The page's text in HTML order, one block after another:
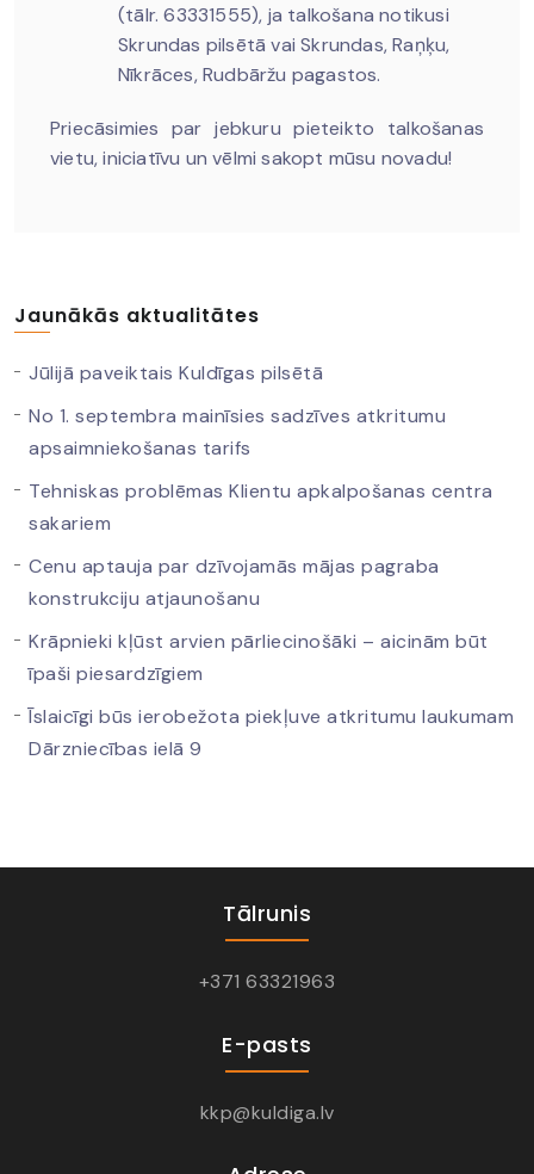
(tālr. 63331555), ja talkošana notikusi
Skrundas pilsētā vai Skrundas, Raņķu,
Nīkrāces, Rudbāržu pagastos.
Priecāsimies par jebkuru pieteikto talkošanas
vietu, iniciatīvu un vēlmi sakopt mūsu novadu!
Jaunākās aktualitātes
Jūlijā paveiktais Kuldīgas pilsētā
No 1. septembra mainīsies sadzīves atkritumu
apsaimniekošanas tarifs
Tehniskas problēmas Klientu apkalpošanas centra
sakariem
Cenu aptauja par dzīvojamās mājas pagraba
konstrukciju atjaunošanu
Krāpnieki kļūst arvien pārliecinošāki – aicinām būt
īpaši piesardzīgiem
Īslaicīgi būs ierobežota piekļuve atkritumu laukumam
Dārzniecības ielā 9
Tālrunis
+371 63321963
E-pasts
kkp@kuldiga.lv